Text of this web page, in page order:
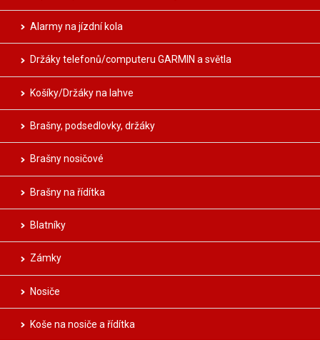
Alarmy na jízdní kola
Držáky telefonů/computeru GARMIN a světla
Košíky/Držáky na lahve
Brašny, podsedlovky, držáky
Brašny nosičové
Brašny na řídítka
Blatníky
Zámky
Nosiče
Koše na nosiče a řídítka